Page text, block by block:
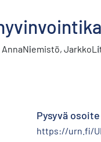
Niemistö, Jarkko
Pysyvä osoite
https://urn.fi/